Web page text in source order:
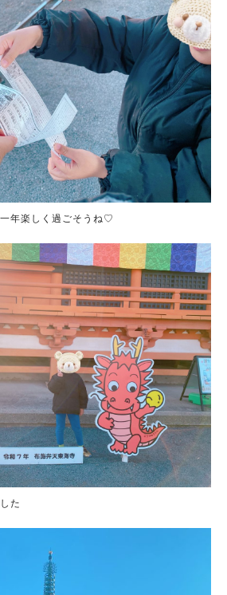
年楽しく過ごそうね♡
た